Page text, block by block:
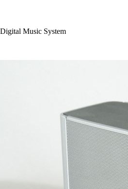
Music System